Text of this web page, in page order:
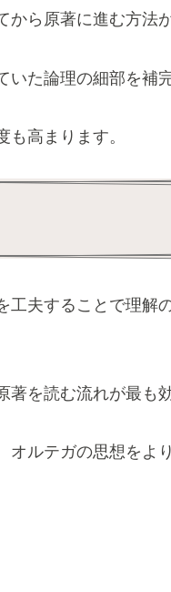
ら原著に進む方法
た論理の細部を補
高まります。
工夫することで理解
を読む流れが最も
ルテガの思想をよ